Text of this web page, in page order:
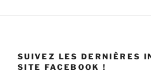
SUIVEZ LES DERNIÈRES
SITE FACEBOOK !